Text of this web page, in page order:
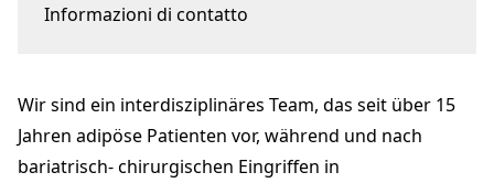
Informazioni di contatto
praxis@chirurgie-team-bern.ch
+41 31 330 45 45
chirurgie-team-bern.ch
Wir sind ein interdisziplinäres Team, das seit über 15
Jahren adipöse Patienten vor, während und nach
bariatrisch- chirurgischen Eingriffen in